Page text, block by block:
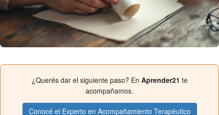
¿Querés dar el siguiente paso? En Aprender21 te
acompañamos.
Conocé el Experto en Acompañamiento Terapéutico